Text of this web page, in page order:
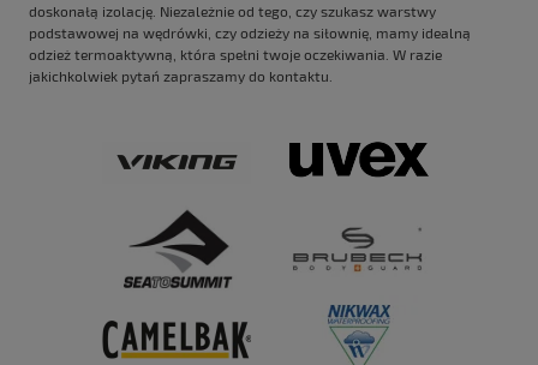
doskonałą izolację. Niezależnie od tego, czy szukasz warstwy
podstawowej na wędrówki, czy odzieży na siłownię, mamy idealną
odzież termoaktywną, która spełni twoje oczekiwania. W razie
jakichkolwiek pytań zapraszamy do kontaktu.